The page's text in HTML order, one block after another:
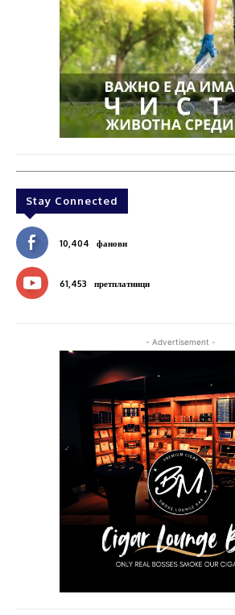
Stay Connected
10,404 фанови
61,453 претплатници
- Advertisement -